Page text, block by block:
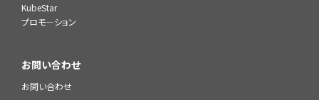
KubeStar
プロモ―ション
お問い合わせ
お問い合わせ